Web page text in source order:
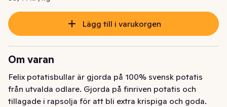
Lägg till i varukorgen
Om varan
Felix potatisbullar är gjorda på 100% svensk potatis
från utvalda odlare. Gjorda på finriven potatis och
tillagade i rapsolja för att bli extra krispiga och goda.